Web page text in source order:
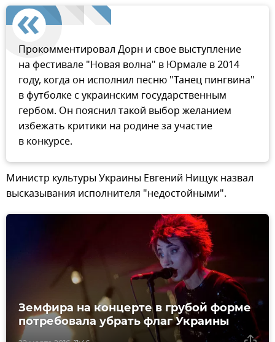
Прокомментировал Дорн и свое выступление
на фестивале "Новая волна" в Юрмале в 2014
году, когда он исполнил песню "Танец пингвина"
в футболке с украинским государственным
гербом. Он пояснил такой выбор желанием
избежать критики на родине за участие
в конкурсе.
Министр культуры Украины Евгений Нищук назвал
высказывания исполнителя "недостойными".
Земфира на концерте в грубой форме
потребовала убрать флаг Украины